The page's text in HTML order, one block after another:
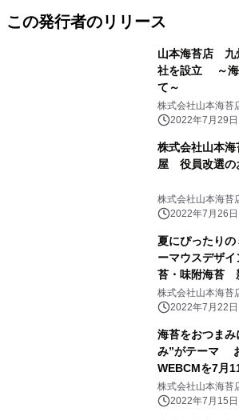
この発行者のリリース
山本海苔店 九
社を設立 ～海
て～
株式会社山本海苔
2022年7月29
株式会社山本
屋 役員改選の
株式会社山本海苔
2022年7月26
夏にぴったり
ーマウスデザ
苔・味附海苔
株式会社山本海苔
2022年7月22
海苔をおつま
み”がテーマ
WEBCMを7月
株式会社山本海苔
2022年7月15